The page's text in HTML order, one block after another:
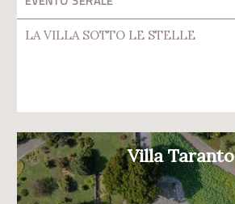
LA VILLA SOTTO LE STELLE
Villa Taranto